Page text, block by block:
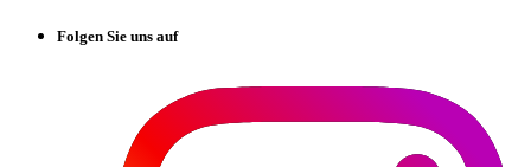
Folgen Sie uns auf